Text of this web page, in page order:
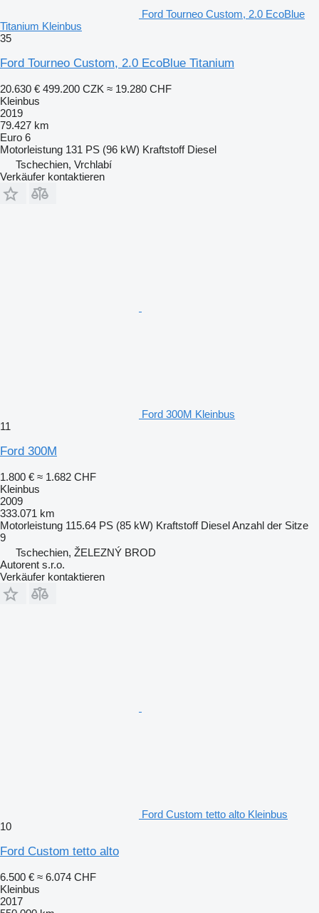
Ford Tourneo Custom, 2.0 EcoBlue
Titanium Kleinbus
35
Ford Tourneo Custom, 2.0 EcoBlue Titanium
20.630 € 499.200 CZK ≈ 19.280 CHF
Kleinbus
2019
79.427 km
Euro 6
Motorleistung 131 PS (96 kW) Kraftstoff Diesel
Tschechien, Vrchlabí
Verkäufer kontaktieren
Ford 300M Kleinbus
11
Ford 300M
1.800 € ≈ 1.682 CHF
Kleinbus
2009
333.071 km
Motorleistung 115.64 PS (85 kW) Kraftstoff DieselAnzahl der Sitze
9
Tschechien, ŽELEZNÝ BROD
Autorent s.r.o.
Verkäufer kontaktieren
Ford Custom tetto alto Kleinbus
10
Ford Custom tetto alto
6.500 € ≈ 6.074 CHF
Kleinbus
2017